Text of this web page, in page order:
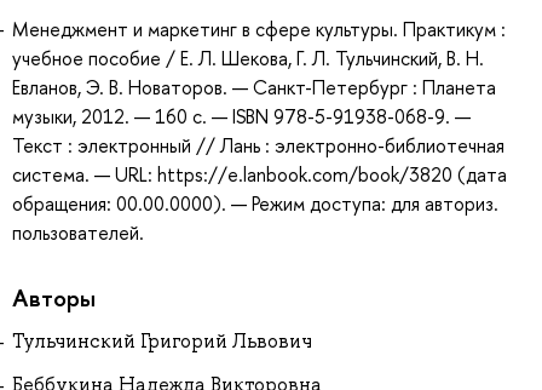
Менеджмент и маркетинг в сфере культуры. Практикум :
учебное пособие / Е. Л. Шекова, Г. Л. Тульчинский, В. Н.
Евланов, Э. В. Новаторов. — Санкт-Петербург : Планета
музыки, 2012. — 160 с. — ISBN 978-5-91938-068-9. —
Текст : электронный // Лань : электронно-библиотечная
система. — URL: https://e.lanbook.com/book/3820 (дата
обращения: 00.00.0000). — Режим доступа: для авториз.
пользователей.
Авторы
Тульчинский Григорий Львович
Беббукина Надежда Викторовна